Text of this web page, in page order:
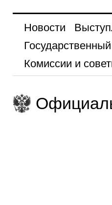
Новости
Комиссии и